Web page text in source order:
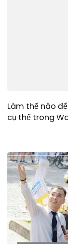
Làm thế nào
cụ thể trong